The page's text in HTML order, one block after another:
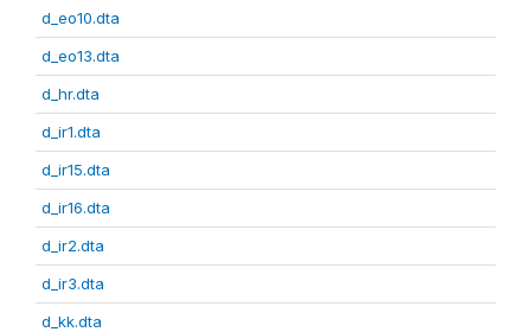
d_eo10.dta
d_eo13.dta
d_hr.dta
d_ir1.dta
d_ir15.dta
d_ir16.dta
d_ir2.dta
d_ir3.dta
d_kk.dta